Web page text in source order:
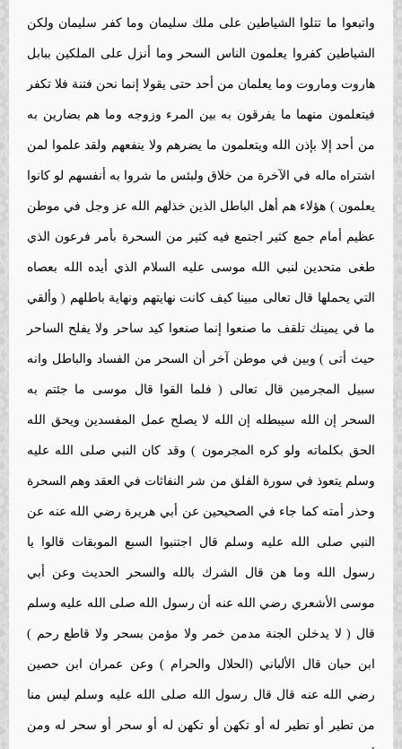
واتبعوا ما تتلوا الشياطين على ملك سليمان وما كفر سليمان ولكن
الشياطين كفروا يعلمون الناس السحر وما أنزل على الملكين ببابل
هاروت وماروت وما يعلمان من أحد حتى يقولا إنما نحن فتنة فلا تكفر
فيتعلمون منهما ما يفرقون به بين المرء وزوجه وما هم بضارين به
من أحد إلا بإذن الله ويتعلمون ما يضرهم ولا ينفعهم ولقد علموا لمن
اشتراه ماله في الآخرة من خلاق ولبئس ما شروا به أنفسهم لو كانوا
يعلمون ) هؤلاء هم أهل الباطل الذين خذلهم الله عز وجل في موطن
عظيم أمام جمع كثير اجتمع فيه كثير من السحرة بأمر فرعون الذي
طغى متحدين لنبي الله موسى عليه السلام الذي أيده الله بعصاه
التي يحملها قال تعالى مبينا كيف كانت نهايتهم ونهاية باطلهم ( وألقي
ما في يمينك تلقف ما صنعوا إنما صنعوا كيد ساحر ولا يفلح الساحر
حيث أتى ) وبين في موطن آخر أن السحر من الفساد والباطل وانه
سبيل المجرمين قال تعالى ( فلما القوا قال موسى ما جئتم به
السحر إن الله سيبطله إن الله لا يصلح عمل المفسدين ويحق الله
الحق بكلماته ولو كره المجرمون ) وقد كان النبي صلى الله عليه
وسلم يتعوذ في سورة الفلق من شر النفاثات في العقد وهم السحرة
وحذر أمته كما جاء في الصحيحين عن أبي هريرة رضي الله عنه عن
النبي صلى الله عليه وسلم قال اجتنبوا السبع الموبقات قالوا يا
رسول الله وما هن قال الشرك بالله والسحر الحديث وعن أبي
موسى الأشعري رضي الله عنه أن رسول الله صلى الله عليه وسلم
قال ( لا يدخلن الجنة مدمن خمر ولا مؤمن بسحر ولا قاطع رحم )
ابن حبان قال الألباني (الحلال والحرام ) وعن عمران ابن حصين
رضي الله عنه قال قال رسول الله صلى الله عليه وسلم ليس منا
من تطير أو تطير له أو تكهن أو تكهن له أو سحر أو سحر له ومن